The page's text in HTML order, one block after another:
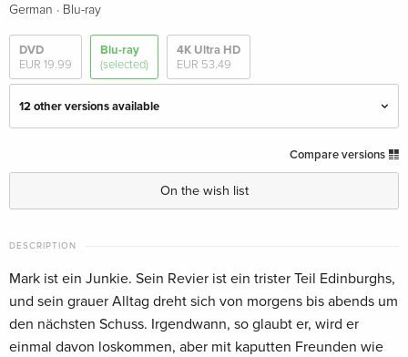
German · Blu-ray
DVD
EUR 19.99
Blu-ray
(selected)
4K Ultra HD
EUR 53.49
12 other versions available
English · UK Version
EUR 53.49
Criterion Collection
EUR 46.99
Criterion Collection
English · US Version
Sold out
Criterion Collection, 4K Ultra HD + Blu-ray
Sold out
Compare versions
On the wish list
DESCRIPTION
Mark ist ein Junkie. Sein Revier ist ein trister Teil Edinburghs,
und sein grauer Alltag dreht sich von morgens bis abends um
den nächsten Schuss. Irgendwann, so glaubt er, wird er
einmal davon loskommen, aber mit kaputten Freunden wie